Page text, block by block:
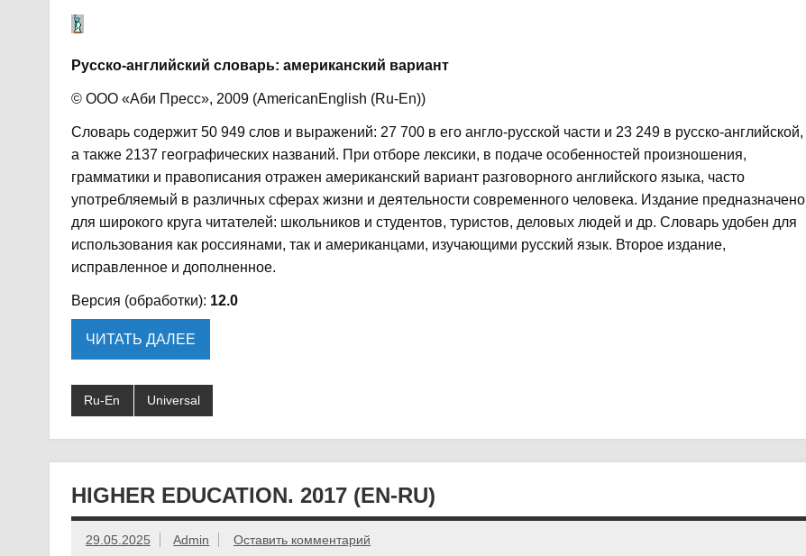
Русско-английский словарь: американский вариант
© ООО «Аби Пресс», 2009 (AmericanEnglish (Ru-En))
Словарь содержит 50 949 слов и выражений: 27 700 в его англо-русской части и 23 249 в русско-английской,
а также 2137 географических названий. При отборе лексики, в подаче особенностей произношения,
грамматики и правописания отражен американский вариант разговорного английского языка, часто
употребляемый в различных сферах жизни и деятельности современного человека. Издание предназначено
для широкого круга читателей: школьников и студентов, туристов, деловых людей и др. Словарь удобен для
использования как россиянами, так и американцами, изучающими русский язык. Второе издание,
исправленное и дополненное.
Версия (обработки): 12.0
ЧИТАТЬ ДАЛЕЕ
Ru-En Universal
HIGHER EDUCATION. 2017 (EN-RU)
29.05.2025 Admin Оставить комментарий